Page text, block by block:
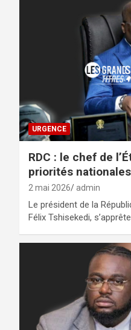
URGENCE
RDC : le chef de
priorités
2 mai 2026 admin
Le président de la
Félix Tshisekedi,